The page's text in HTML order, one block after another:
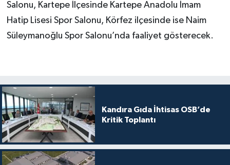
Salonu, Kartepe İlçesinde Kartepe Anadolu İmam
Hatip Lisesi Spor Salonu, Körfez ilçesinde ise Naim
Süleymanoğlu Spor Salonu’nda faaliyet gösterecek.
Kandıra Gıda İhtisas OSB’de
Kritik Toplantı